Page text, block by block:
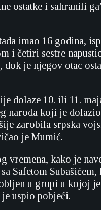
ostatke i sahranili
imao 16 godina,
i četiri sestre
dok je njegov otac
dolaze 10. ili 11.
naroda koji je
zarobila srpska
je Mumić.
vremena, kako je
Safetom
u grupi u kojoj
uspio pobjeći.